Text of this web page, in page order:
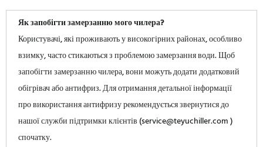
Як запобігти замерзанню мого чилера?
Користувачі, які проживають у високогірних районах, особливо
взимку, часто стикаються з проблемою замерзання води. Щоб
запобігти замерзанню чилера, вони можуть додати додатковий
обігрівач або антифриз. Для отримання детальної інформації
про використання антифризу рекомендується звернутися до
нашої служби підтримки клієнтів (service@teyuchiller.com )
спочатку.